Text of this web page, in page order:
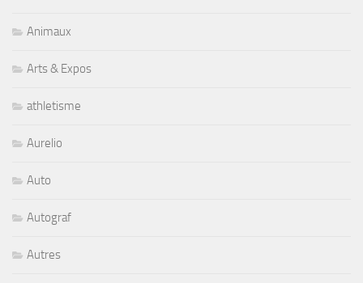
Animaux
Arts & Expos
athletisme
Aurelio
Auto
Autograf
Autres